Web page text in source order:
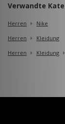
Verwandte
Herren
Nike
Herren
Kleidung
Herren
Kleidung